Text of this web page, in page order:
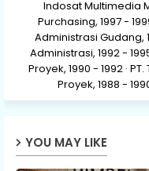
Indosat Multimedia
Purchasing, 1997 -
Administrasi Gudang,
Administrasi, 1992 -
Proyek, 1990 - 1992 ·
Proyek, 1988 -
YOU MAY LIKE